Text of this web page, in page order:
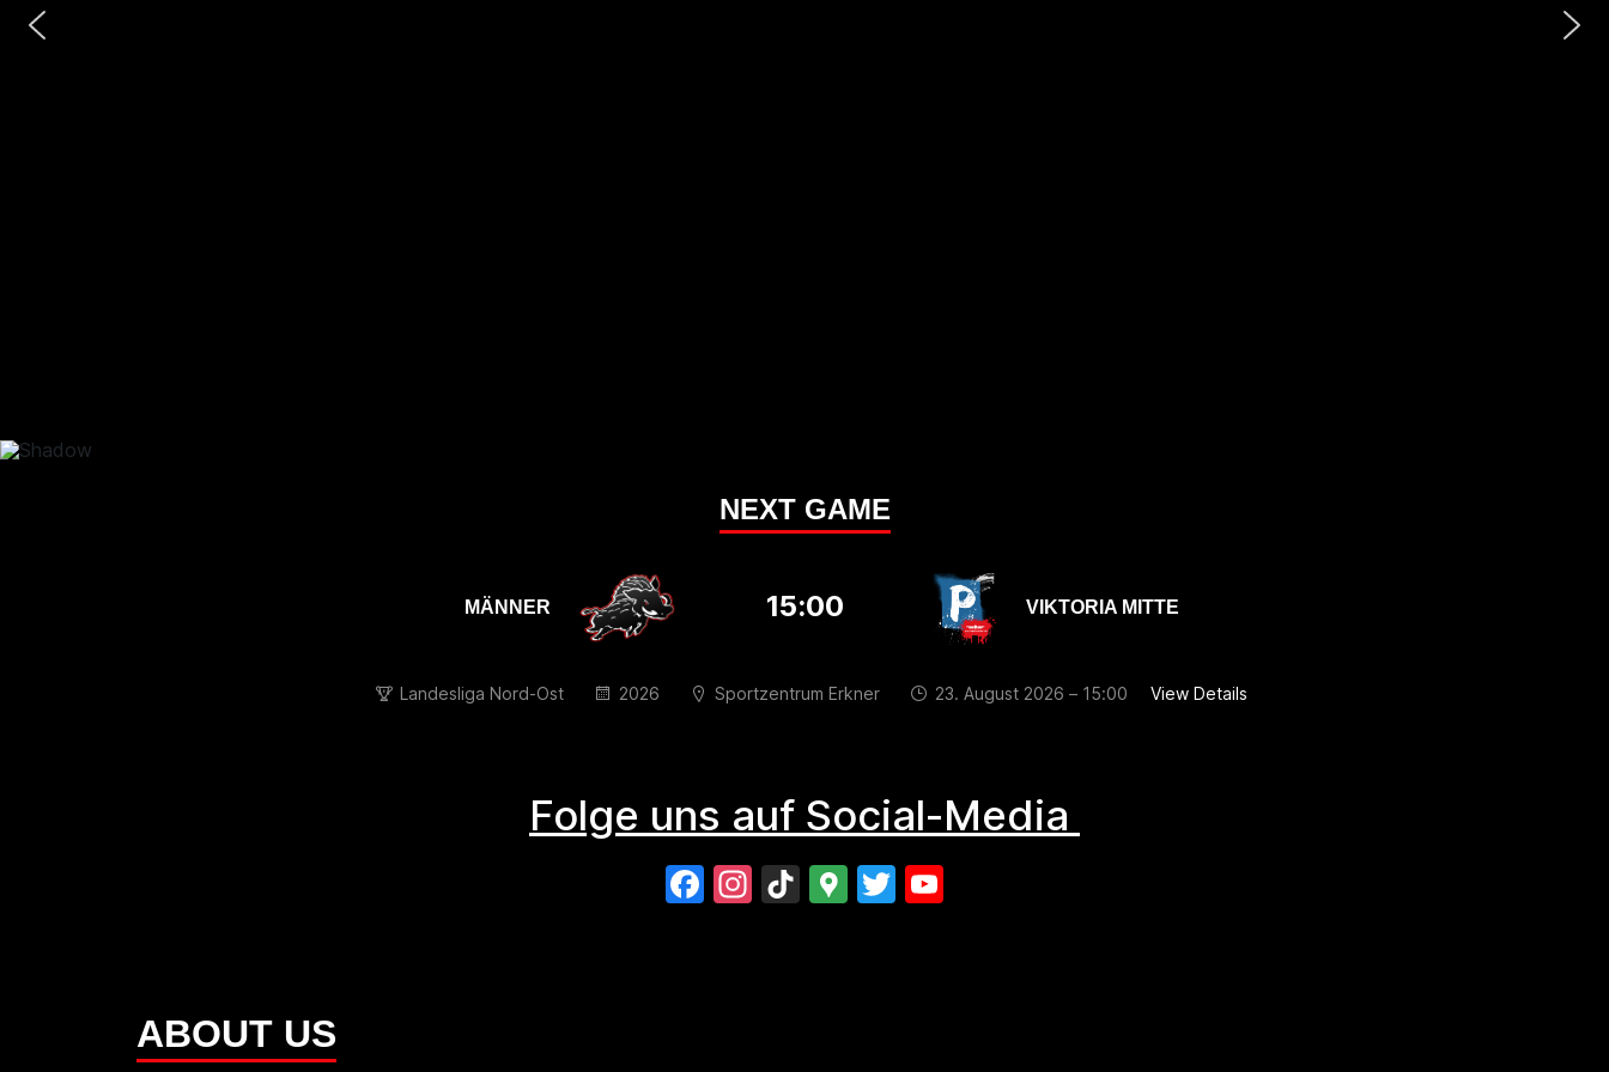
NEXT GAME
MÄNNER 15:00 VIKTORIA MITTE
Landesliga Nord-Ost 2026 Sportzentrum Erkner 23. August 2026 – 15:00 View Details
Folge uns auf Social-Media
Facebook
Instagram
TikTok
GoogleTwitter
ABOUT US